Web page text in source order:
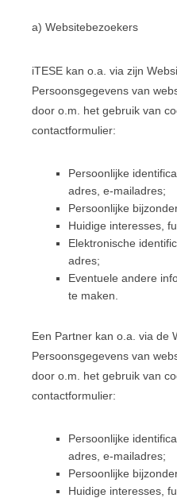
a) Websitebezoekers
iTESE kan o.a. via zijn
Persoonsgegevens van
door o.m. het gebruik van
contactformulier:
Persoonlijke
adres, e-mailadres;
Persoonlijke
Huidige interesses,
Elektronische
adres;
Eventuele andere
te maken.
Een Partner kan o.a. via de
Persoonsgegevens van
door o.m. het gebruik van
contactformulier:
Persoonlijke
adres, e-mailadres;
Persoonlijke
Huidige interesses,